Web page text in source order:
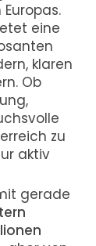
eine
klaren
Ob
zu
aktiv
gerade